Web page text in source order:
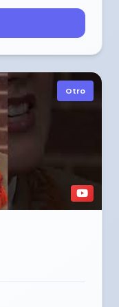
Otro